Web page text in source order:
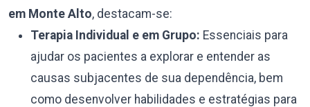
em Monte Alto, destacam-se:
Terapia Individual e em Grupo: Essenciais para
ajudar os pacientes a explorar e entender as
causas subjacentes de sua dependência, bem
como desenvolver habilidades e estratégias para